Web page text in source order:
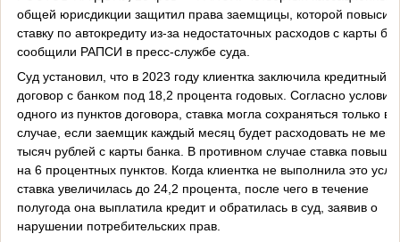
общей юрисдикции защитил права заемщицы, которой
ставку по автокредиту из-за недостаточных расходов с карты
сообщили РАПСИ в пресс-службе суда.
Суд установил, что в 2023 году клиентка заключила кредитный
договор с банком под 18,2 процента годовых. Согласно
одного из пунктов договора, ставка могла сохраняться только в
случае, если заемщик каждый месяц будет расходовать не
тысяч рублей с карты банка. В противном случае ставка
на 6 процентных пунктов. Когда клиентка не выполнила это
ставка увеличилась до 24,2 процента, после чего в течение
полугода она выплатила кредит и обратилась в суд, заявив о
нарушении потребительских прав.